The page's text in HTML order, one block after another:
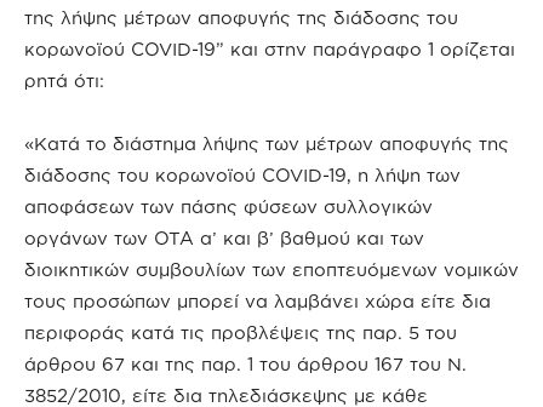
της λήψης μέτρων αποφυγής της διάδοσης του
κορωνοϊού COVID-19” και στην παράγραφο 1 ορίζεται
ρητά ότι:
«Κατά το διάστημα λήψης των μέτρων αποφυγής της
διάδοσης του κορωνοϊού COVID-19, η λήψη των
αποφάσεων των πάσης φύσεων συλλογικών
οργάνων των ΟΤΑ α’ και β’ βαθμού και των
διοικητικών συμβουλίων των εποπτευόμενων νομικών
τους προσώπων μπορεί να λαμβάνει χώρα είτε δια
περιφοράς κατά τις προβλέψεις της παρ. 5 του
άρθρου 67 και της παρ. 1 του άρθρου 167 του Ν.
3852/2010, είτε δια τηλεδιάσκεψης με κάθε